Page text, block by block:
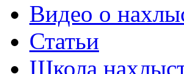
Видео о
Статьи
Школа